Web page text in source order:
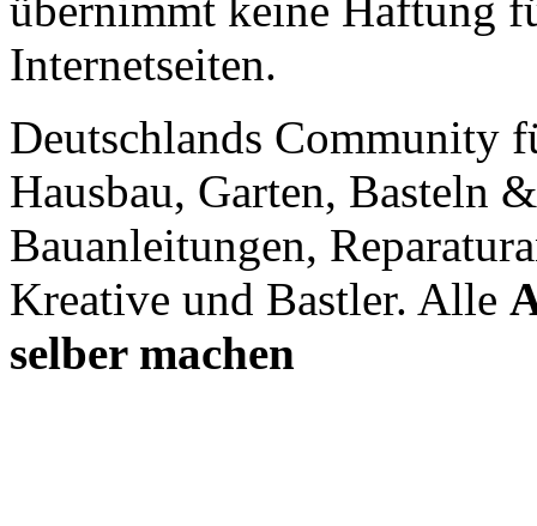
übernimmt keine Haftung
Internetseiten.
Deutschlands Community
Hausbau, Garten, Basteln
Bauanleitungen,
Kreative und Bastler. Alle
selber machen